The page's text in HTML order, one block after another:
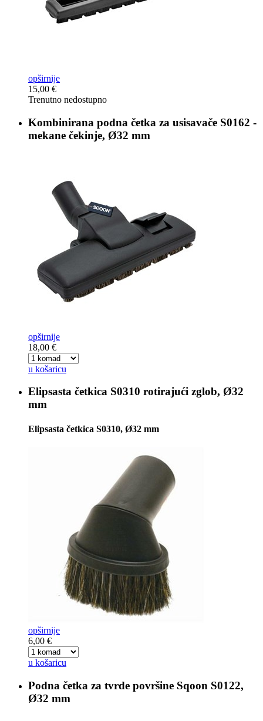
opširnije
15,00 €
Trenutno nedostupno
Kombinirana podna četka za usisavače S0162 -
mekane čekinje, Ø32 mm
opširnije
18,00 €
u košaricu
Elipsasta četkica S0310 rotirajući zglob, Ø32
mm
Elipsasta četkica S0310, Ø32 mm
opširnije
6,00 €
u košaricu
Podna četka za tvrde površine Sqoon S0122,
Ø32 mm